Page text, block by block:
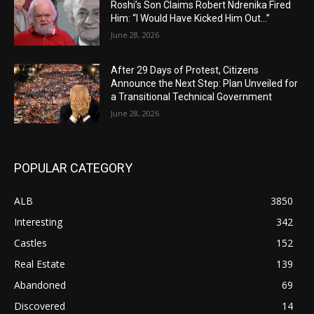
Roshi’s Son Claims Robert Ndrenika Fired
Him: “I Would Have Kicked Him Out…”
June 28, 2026
After 29 Days of Protest, Citizens
Announce the Next Step: Plan Unveiled for
a Transitional Technical Government
June 28, 2026
POPULAR CATEGORY
ALB
3850
Interesting
342
Castles
152
Real Estate
139
Abandoned
69
Discovered
14